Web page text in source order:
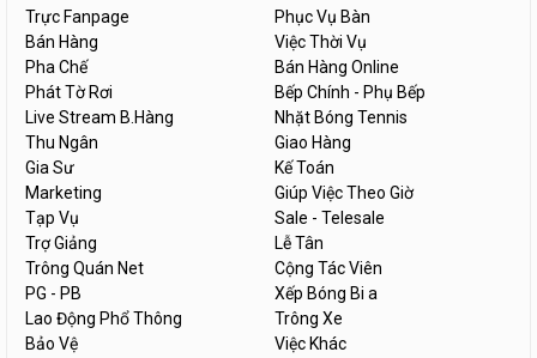
Trực Fanpage
Phục Vụ Bàn
Bán Hàng
Việc Thời Vụ
Pha Chế
Bán Hàng Online
Phát Tờ Rơi
Bếp Chính - Phụ Bếp
Live Stream B.Hàng
Nhặt Bóng Tennis
Thu Ngân
Giao Hàng
Gia Sư
Kế Toán
Marketing
Giúp Việc Theo Giờ
Tạp Vụ
Sale - Telesale
Trợ Giảng
Lễ Tân
Trông Quán Net
Cộng Tác Viên
PG - PB
Xếp Bóng Bi a
Lao Động Phổ Thông
Trông Xe
Bảo Vệ
Việc Khác